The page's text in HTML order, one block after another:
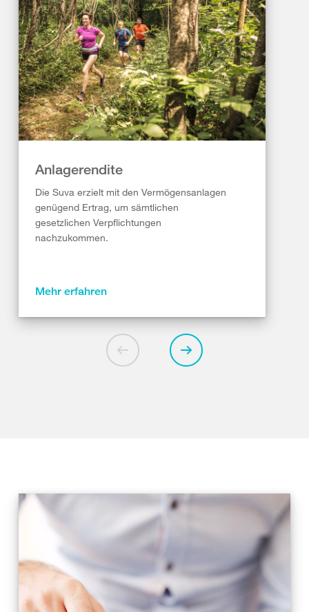
Anlagerendite
Die Suva erzielt mit den Vermögensanlagen
genügend Ertrag, um sämtlichen
gesetzlichen Verpflichtungen
nachzukommen.
Mehr erfahren